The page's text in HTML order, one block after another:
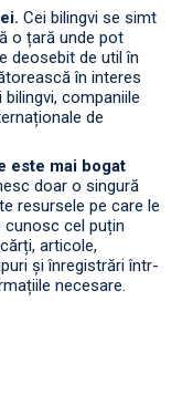
Cei bilingvi se simt
o țară unde pot
deosebit de util în
în interes
companiile
de
este mai bogat
doar o singură
resursele pe care le
cunosc cel puțin
articole,
și înregistrări într-
necesare.